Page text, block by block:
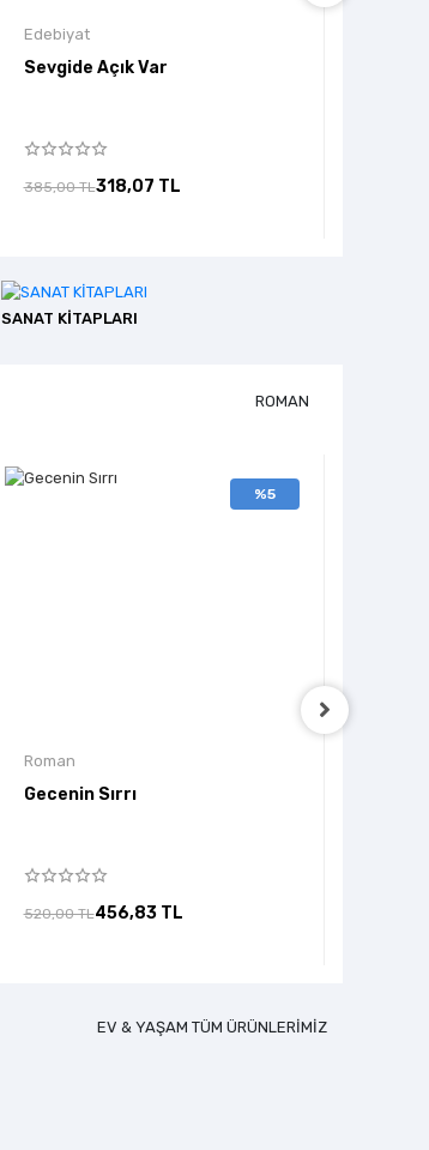
Edebiyat
Sevgide Açık Var
385,00 TL318,07 TL
SANAT KİTAPLARI
ROMAN
%5
Roman
Gecenin Sırrı
520,00 TL456,83 TL
EV & YAŞAM TÜM ÜRÜNLERİMİZ